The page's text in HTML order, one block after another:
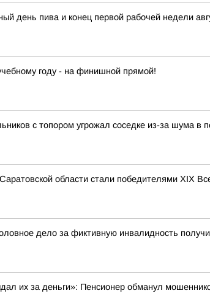
день пива и конец первой рабочей недели
году - на финишной прямой!
с топором угрожал соседке из-за шума в
области стали победителями XIX
дело за фиктивную инвалидность
их за деньги»: Пенсионер обманул